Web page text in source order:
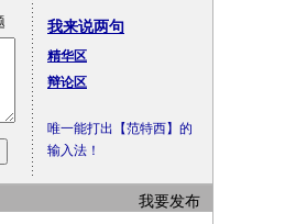
我来说两句
精华区
辩论区
唯一能打出【范特西】的
输入法！
我要发布